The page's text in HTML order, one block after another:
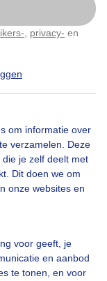
privacy- en
om informatie over
verzamelen. Deze
je zelf deelt met
Dit doen we om
onze websites en
voor geeft, je
en aanbod
te tonen, en voor
bekeken